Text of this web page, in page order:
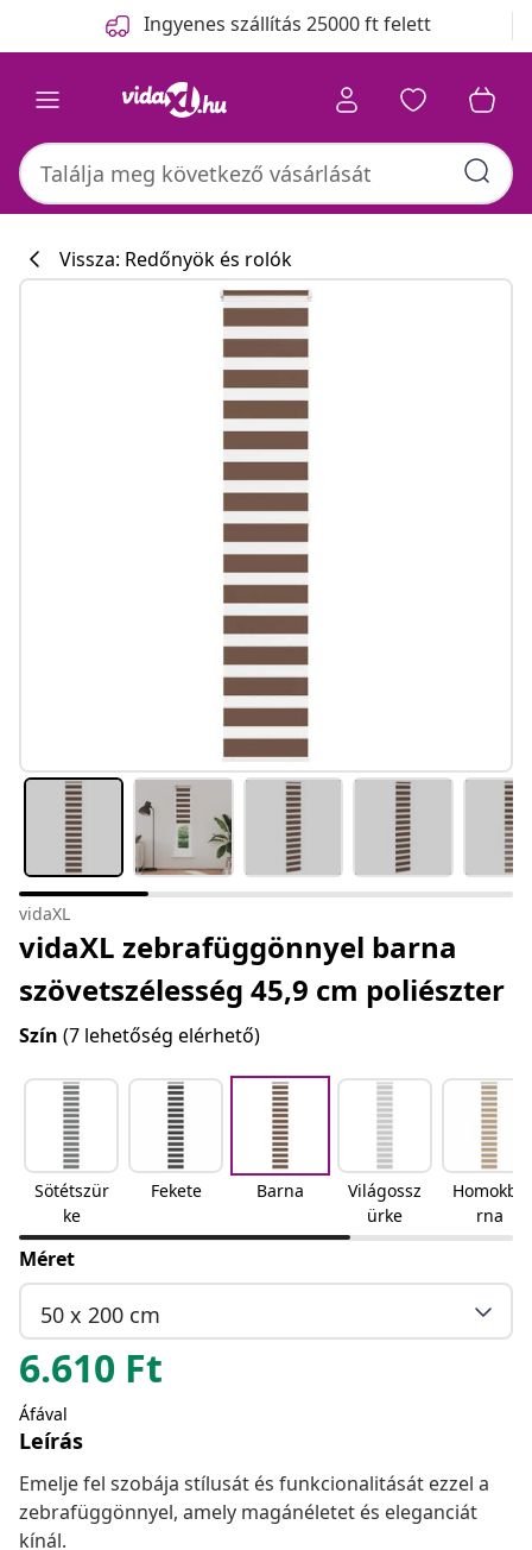
Ingyenes szállítás 25000 ft felett
Vissza: Redőnyök és rolók
vidaXL
vidaXL zebrafüggönnyel barna
szövetszélesség 45,9 cm poliészter
Szín (7 lehetőség elérhető)
Sötétszür
ke
Fekete Barna
Világossz
ürke
Homokba
rna
Méret
50 x 200 cm
6.610 Ft
Áfával
Leírás
Emelje fel szobája stílusát és funkcionalitását ezzel a
zebrafüggönnyel, amely magánéletet és eleganciát
kínál.